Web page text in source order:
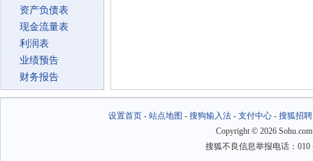
资产负债表
现金流量表
利润表
业绩预告
财务报告
设置首页- 站点地图 - 搜狗输入法- 支付中心- 搜狐招聘
Copyright © 2026
搜狐不良信息举报电话：010